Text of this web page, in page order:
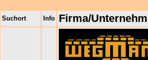
Suchort Info Firma/